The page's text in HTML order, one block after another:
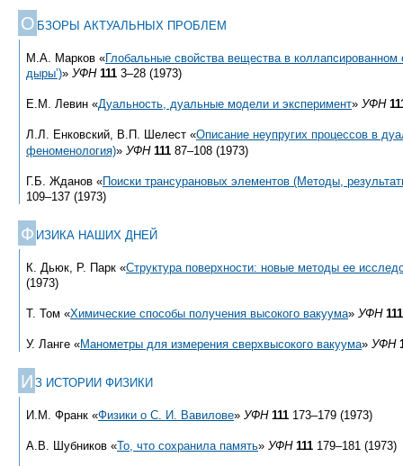
О БЗОРЫ АКТУАЛЬНЫХ ПРОБЛЕМ
М.А. Марков «Глобальные свойства вещества в коллапсированном
дыры’)» УФН 111 3–28 (1973)
Е.М. Левин «Дуальность, дуальные модели и эксперимент» УФН
Л.Л. Енковский, В.П. Шелест «Описание неупругих процессов в
феноменология)» УФН 111 87–108 (1973)
Г.Б. Жданов «Поиски трансурановых элементов (Методы,
109–137 (1973)
Ф ИЗИКА НАШИХ ДНЕЙ
К. Дьюк, Р. Парк «Структура поверхности: новые методы ее
(1973)
Т. Том «Химические способы получения высокого вакуума» УФН 111
У. Ланге «Манометры для измерения сверхвысокого вакуума» УФН
И З ИСТОРИИ ФИЗИКИ
И.М. Франк «Физики о С. И. Вавилове» УФН 111 173–179 (1973)
А.В. Шубников «То, что сохранила память» УФН 111 179–181 (1973)